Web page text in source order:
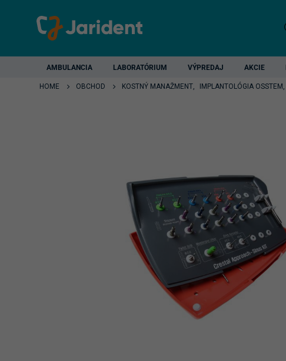
AMBULANCIA LABORATÓRIUM VÝPREDAJ AKCIE
HOME OBCHOD KOSTNÝ MANAŽMENT, IMPLANTOLÓGIA OSSTEM ,